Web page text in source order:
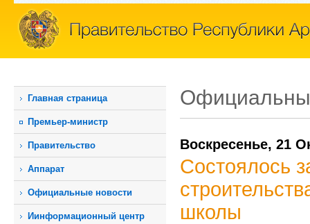
Главная страница
Премьер-министр
Правительство
Аппарат
Официальные новости
Иинформационный центр
Воскресенье, 21
Состоялось
школы